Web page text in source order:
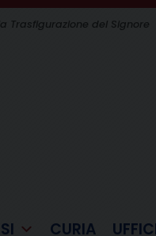
Trasfigurazione del Signore
CURIA